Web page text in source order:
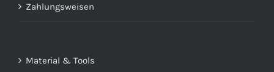
Zahlungsweisen
Material & Tools